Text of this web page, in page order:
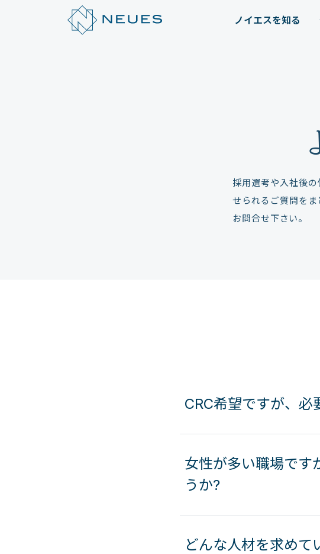
ノイエスを知る
採用選考や入社後
せられるご質問をま
お問合せ下さい。
CRC希望ですが、必
女性が多い職場です
うか?
どんな人材を求めて